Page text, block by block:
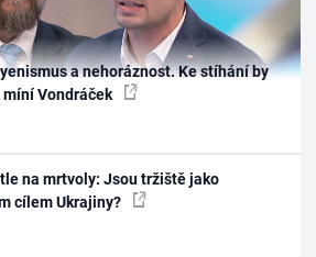
a nehoráznost. Ke stíhání by
míní Vondráček
na mrtvoly: Jsou tržiště jako
cílem Ukrajiny?